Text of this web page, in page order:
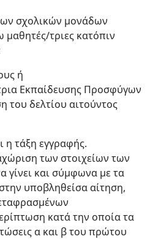
σχολικών μονάδων
τριες κατόπιν
ή
Εκπαίδευσης Προσφύγων
του δελτίου αιτούντος
η τάξη εγγραφής.
των στοιχείων των
γίνει και σύμφωνα με τα
υποβληθείσα αίτηση,
κατά την οποία τα
α και β του πρώτου